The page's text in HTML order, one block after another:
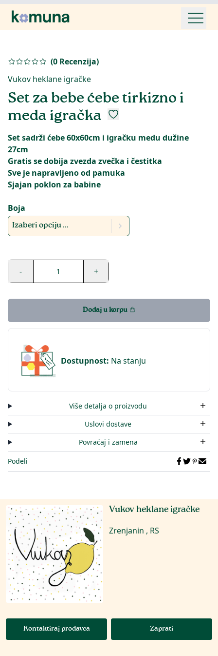
(0 Recenzija)
Vukov heklane igračke
Set za bebe ćebe tirkizno i
meda igračka
Set sadrži ćebe 60x60cm i igračku medu dužine
27cm
Gratis se dobija zvezda zvečka i čestitka
Sve je napravljeno od pamuka
Sjajan poklon za babine
Boja
Izaberi opciju ...
- 1 +
Dodaj u korpu
Dostupnost: Na stanju
Više detalja o proizvodu
Uslovi dostave
Povraćaj i zamena
Podeli
Vukov heklane igračke
Zrenjanin , RS
Kontaktiraj prodavca Zaprati